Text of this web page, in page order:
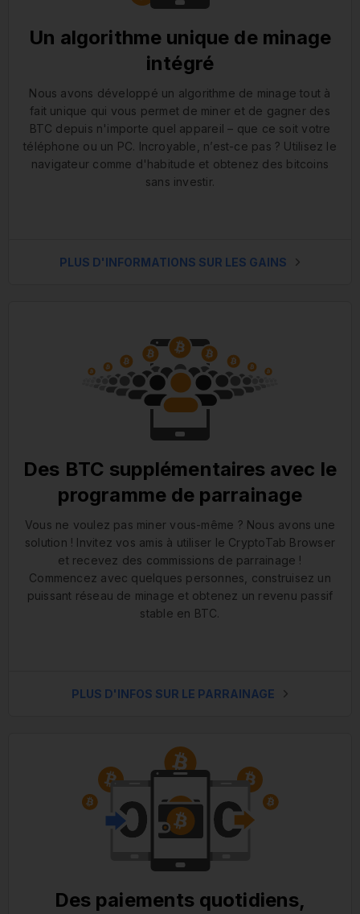
Un algorithme unique de minage
intégré
Nous avons développé un algorithme de minage tout à
fait unique qui vous permet de miner et de gagner des
BTC depuis n'importe quel appareil – que ce soit votre
téléphone ou un PC. Incroyable, n’est-ce pas ? Utilisez le
navigateur comme d'habitude et obtenez des bitcoins
sans investir.
PLUS D'INFORMATIONS SUR LES GAINS
Des BTC supplémentaires avec le
programme de parrainage
Vous ne voulez pas miner vous-même ? Nous avons une
solution ! Invitez vos amis à utiliser le CryptoTab Browser
et recevez des commissions de parrainage !
Commencez avec quelques personnes, construisez un
puissant réseau de minage et obtenez un revenu passif
stable en BTC.
PLUS D'INFOS SUR LE PARRAINAGE
Des paiements quotidiens,